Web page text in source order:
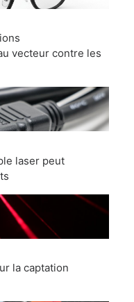
vecteur contre les
laser peut
la captation